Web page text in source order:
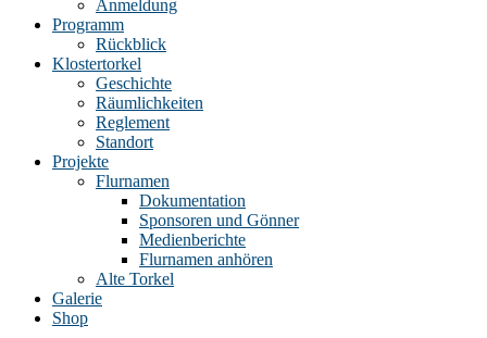
Anmeldung
Programm
Rückblick
Klostertorkel
Geschichte
Räumlichkeiten
Reglement
Standort
Projekte
Flurnamen
Dokumentation
Sponsoren und Gönner
Medienberichte
Flurnamen anhören
Alte Torkel
Galerie
Shop